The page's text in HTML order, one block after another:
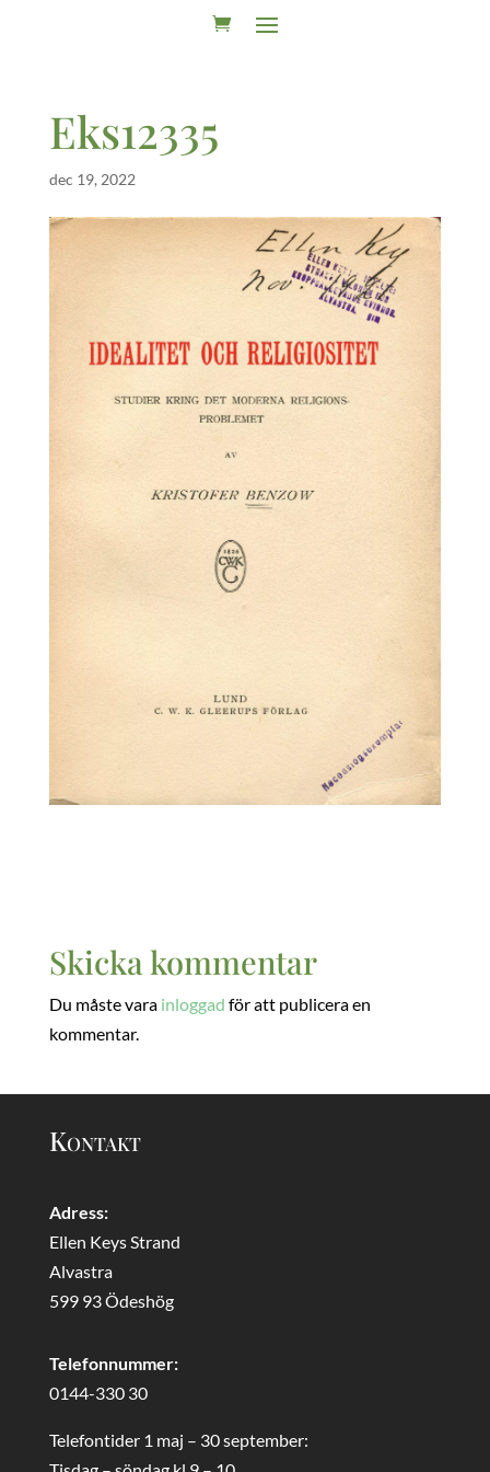
Eks12335
dec 19, 2022
Skicka kommentar
Du måste vara inloggad för att publicera en
kommentar.
Kontakt
Adress:
Ellen Keys Strand
Alvastra
599 93 Ödeshög
Telefonnummer:
0144-330 30
Telefontider 1 maj – 30 september: